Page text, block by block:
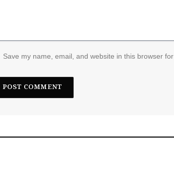
Save my name, email, and website in this browser